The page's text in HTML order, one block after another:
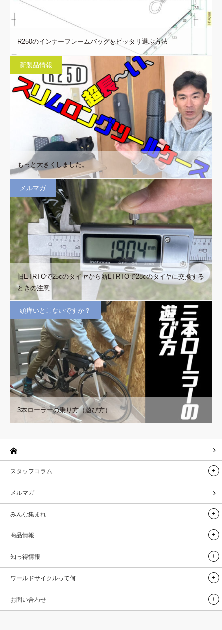
R250のインナーフレームバッグをピッタリ選ぶ方法
新製品情報
もっと大きくしました。
メルマガ
旧ETRTOで25cのタイヤから新ETRTOで28cのタイヤに交換する
ときの注意…
頭痒いとこないですか？
3本ローラーの乗り方（遊び方）
スタッフコラム
メルマガ
みんな集まれ
商品情報
知っ得情報
ワールドサイクルって何
お問い合わせ